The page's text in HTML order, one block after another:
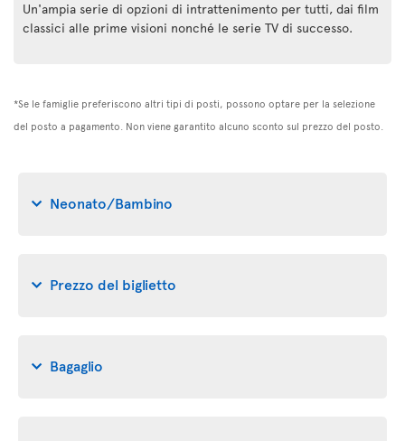
Un'ampia serie di opzioni di intrattenimento per tutti, dai film
classici alle prime visioni nonché le serie TV di successo.
*Se le famiglie preferiscono altri tipi di posti, possono optare per la selezione
del posto a pagamento. Non viene garantito alcuno sconto sul prezzo del posto.
Neonato/Bambino
Prezzo del biglietto
Bagaglio